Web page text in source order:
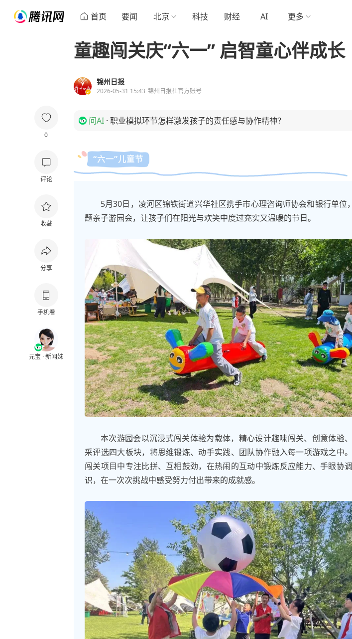
首页 要闻 北京 科技 财经 AI 更多
0
评论
收藏
分享
手机看
元宝 · 新闻妹
童趣闯关庆“六一” 启智童心伴成长
锦州日报
2026-05-31 15:43 锦州日报社官方账号
问AI · 职业模拟环节怎样激发孩子的责任感与协作精神？
“六一”儿童节
5月30日，凌河区锦铁街道兴华社区携手市心理咨询师协会和银行单位
题亲子游园会，让孩子们在阳光与欢笑中度过充实又温暖的节日。
本次游园会以沉浸式闯关体验为载体，精心设计趣味闯关、创意体验
采评选四大板块，将思维锻炼、动手实践、团队协作融入每一项游戏之中
闯关项目中专注比拼、互相鼓劲，在热闹的互动中锻炼反应能力、手眼协
识，在一次次挑战中感受努力付出带来的成就感。